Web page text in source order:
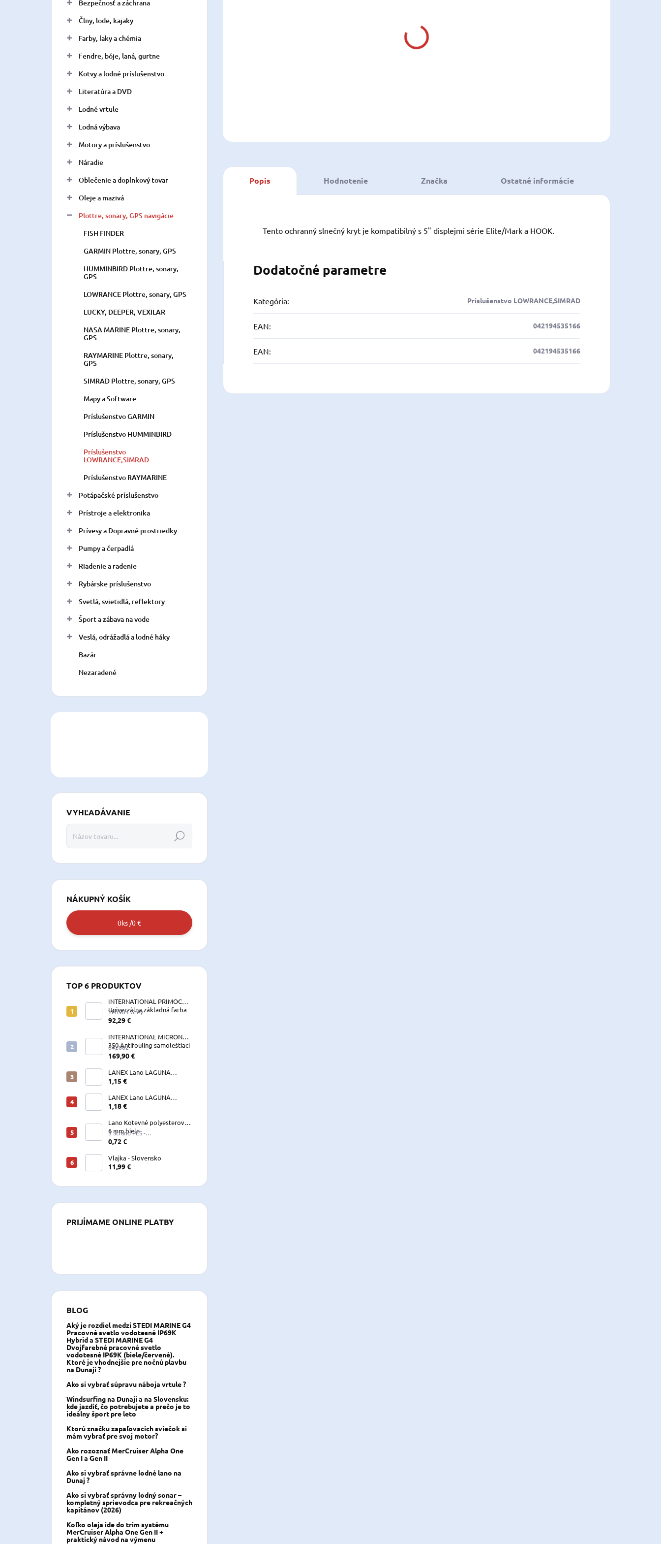
Bezpečnosť a záchrana
Člny, lode, kajaky
Farby, laky a chémia
Fendre, bóje, laná, gurtne
Kotvy a lodné príslušenstvo
Literatúra a DVD
Lodné vrtule
Lodná výbava
Motory a príslušenstvo
Náradie
Oblečenie a doplnkový tovar
Oleje a mazivá
Plottre, sonary, GPS navigácie
FISH FINDER
GARMIN Plottre, sonary, GPS
HUMMINBIRD Plottre, sonary,
GPS
LOWRANCE Plottre, sonary, GPS
LUCKY, DEEPER, VEXILAR
NASA MARINE Plottre, sonary,
GPS
RAYMARINE Plottre, sonary,
GPS
SIMRAD Plottre, sonary, GPS
Mapy a Software
Príslušenstvo GARMIN
Príslušenstvo HUMMINBIRD
Príslušenstvo
LOWRANCE,SIMRAD
Príslušenstvo RAYMARINE
Potápačské príslušenstvo
Prístroje a elektronika
Prívesy a Dopravné prostriedky
Pumpy a čerpadlá
Riadenie a radenie
Rybárske príslušenstvo
Svetlá, svietidlá, reflektory
Šport a zábava na vode
Veslá, odrážadlá a lodné háky
Bazár
Nezaradené
VYHĽADÁVANIE
Hľadať
NÁKUPNÝ KOŠÍK
0ks /0 €
TOP 6 PRODUKTOV
INTERNATIONAL PRIMOCON
Univerzálna základná farba
2,5 L sivá
YPA984 Grey
92,29 €
INTERNATIONAL MICRON
350 Antifouling samoleštiaci
2,5 L
642002
169,90 €
LANEX Lano LAGUNA
vyväzovacie, kotevné
1,15 €
LANEX Lano LAGUNA
vyväzovacie, kotevné
1,18 €
Lano Kotevné polyesterové
6 mm biele
3 Strand PES -
W060LKE5A200R (122060)
0,72 €
Vlajka - Slovensko
11,99 €
PRIJÍMAME ONLINE PLATBY
BLOG
Aký je rozdiel medzi STEDI MARINE G4
Pracovné svetlo vodotesné IP69K
Hybrid a STEDI MARINE G4
Dvojfarebné pracovné svetlo
vodotesné IP69K (biele/červené).
Ktoré je vhodnejšie pre nočnú plavbu
na Dunaji ?
Ako si vybrať súpravu náboja vrtule ?
Windsurfing na Dunaji a na Slovensku:
kde jazdiť, čo potrebujete a prečo je to
ideálny šport pre leto
Ktorú značku zapaľovacích sviečok si
mám vybrať pre svoj motor?
Ako rozoznať MerCruiser Alpha One
Gen I a Gen II
Ako si vybrať správne lodné lano na
Dunaj ?
Ako si vybrať správny lodný sonar –
kompletný sprievodca pre rekreačných
kapitánov (2026)
Koľko oleja ide do trim systému
MerCruiser Alpha One Gen II +
praktický návod na výmenu
MOŽNOSTI
DORUČENIA
Popis Hodnotenie Značka Ostatné informácie
Tento ochranný slnečný kryt je kompatibilný s 5" displejmi série Elite/Mark a HOOK.
Dodatočné parametre
Kategória: Príslušenstvo LOWRANCE,SIMRAD
EAN: 042194535166
EAN: 042194535166